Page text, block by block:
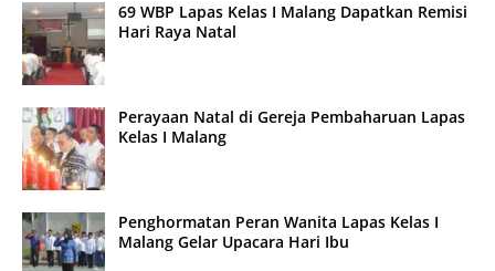
69 WBP Lapas Kelas I Malang Dapatkan Remisi
Hari Raya Natal
Perayaan Natal di Gereja Pembaharuan Lapas
Kelas I Malang
Penghormatan Peran Wanita Lapas Kelas I
Malang Gelar Upacara Hari Ibu